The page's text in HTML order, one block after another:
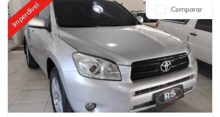
Imperdivel Comparar